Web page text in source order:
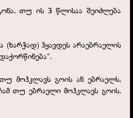
თუ ის 3 წლისაა შეიძლება
(ხარჭად) ჰყავდეს არაებრაელის
მოჰკლავს გოის ან ებრაელს,
თუ ებრაელი მოჰკლავს გოის,